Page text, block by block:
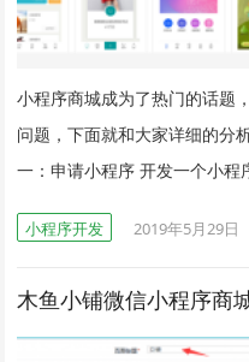
小程序商城成为了热门的话题
问题，下面就和大家详细的分
一：申请小程序 开发一个小
小程序开发 2019年5月29日
木鱼小铺微信小程序商